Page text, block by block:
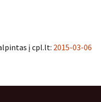
į cpl.lt: 2015-03-06